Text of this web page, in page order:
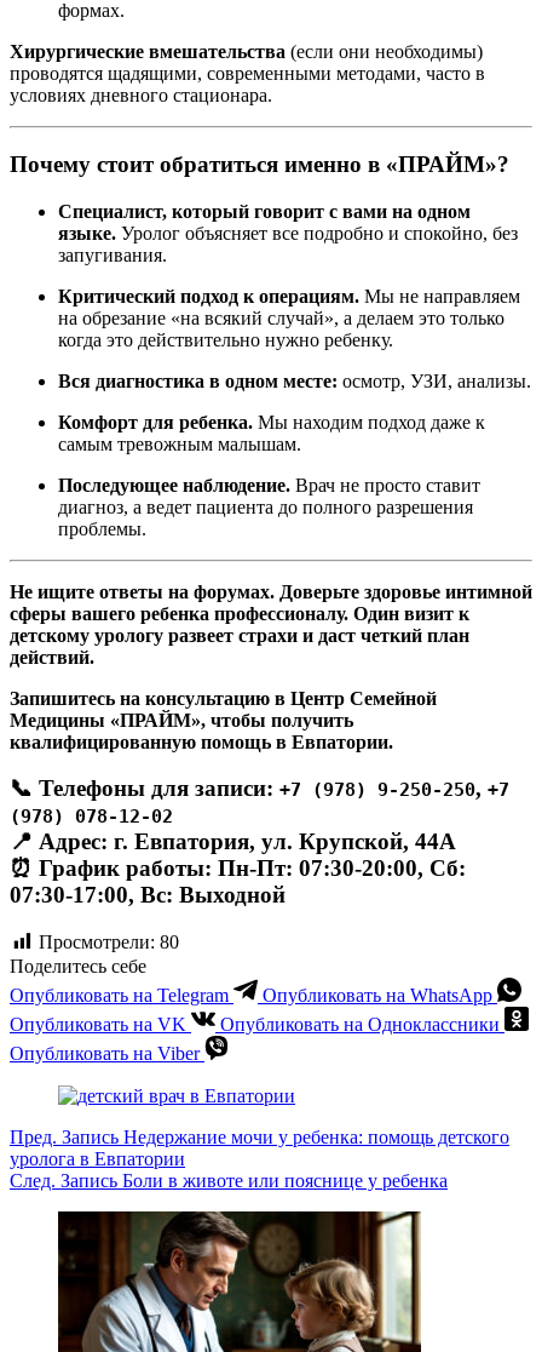
формах.
Хирургические вмешательства (если они необходимы)
проводятся щадящими, современными методами, часто в
условиях дневного стационара.
Почему стоит обратиться именно в «ПРАЙМ»?
Специалист, который говорит с вами на одном
языке. Уролог объясняет все подробно и спокойно, без
запугивания.
Критический подход к операциям. Мы не направляем
на обрезание «на всякий случай», а делаем это только
когда это действительно нужно ребенку.
Вся диагностика в одном месте: осмотр, УЗИ, анализы.
Комфорт для ребенка. Мы находим подход даже к
самым тревожным малышам.
Последующее наблюдение. Врач не просто ставит
диагноз, а ведет пациента до полного разрешения
проблемы.
Не ищите ответы на форумах. Доверьте здоровье интимной
сферы вашего ребенка профессионалу. Один визит к
детскому урологу развеет страхи и даст четкий план
действий.
Запишитесь на консультацию в Центр Семейной
Медицины «ПРАЙМ», чтобы получить
квалифицированную помощь в Евпатории.
📞 Телефоны для записи: +7 (978) 9-250-250, +7
(978) 078-12-02
📍 Адрес: г. Евпатория, ул. Крупской, 44А
⏰ График работы: Пн-Пт: 07:30-20:00, Сб:
07:30-17:00, Вс: Выходной
Просмотрели: 80
Поделитесь себе
Опубликовать на Telegram
Опубликовать на WhatsApp
Опубликовать на VK
Опубликовать на Одноклассники
Опубликовать на Viber
Пред. Запись Недержание мочи у ребенка: помощь детского
уролога в Евпатории
След. Запись Боли в животе или пояснице у ребенка